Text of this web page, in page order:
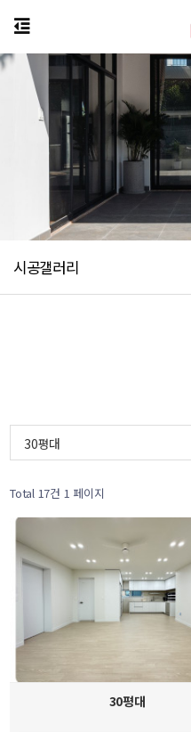
시공갤러리
30평대
Total 17건 1 페이지
30평대